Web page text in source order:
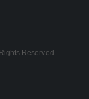
Reserved